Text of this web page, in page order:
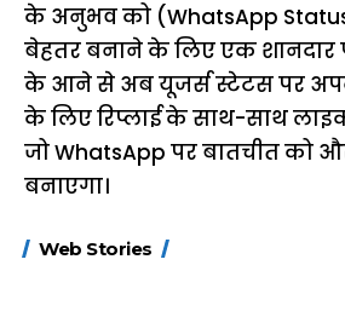
के अनुभव को (WhatsApp
बेहतर बनाने के लिए एक शानदार
के आने से अब यूजर्स स्टेटस पर
के लिए रिप्लाई के साथ-साथ
जो WhatsApp पर बातचीत को
बनाएगा।
Web Stories
FASTag के ये नए